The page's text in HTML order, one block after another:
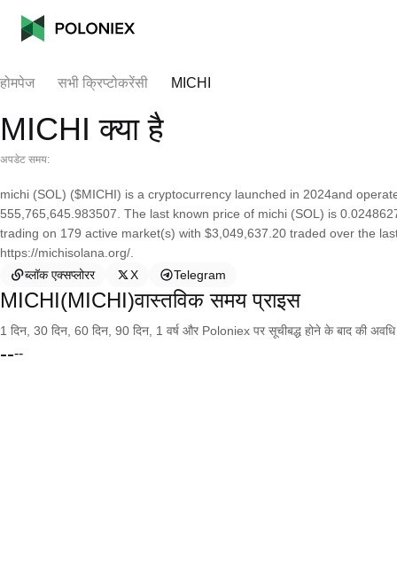
होमपेज सभी क्रिप्टोकरेंसी MICHI
MICHI क्या है
अपडेट समय:
michi (SOL) ($MICHI) is a cryptocurrency launched in 2024and
555,765,645.983507. The last known price of michi (SOL) is
trading on 179 active market(s) with $3,049,637.20 traded over the
https://michisolana.org/.
ब्लॉक एक्सप्लोरर
X Telegram
MICHI(MICHI)वास्तविक समय प्राइस
1 दिन, 30 दिन, 60 दिन, 90 दिन, 1 वर्ष और Poloniex पर सूचीबद्ध होने के बाद की
----